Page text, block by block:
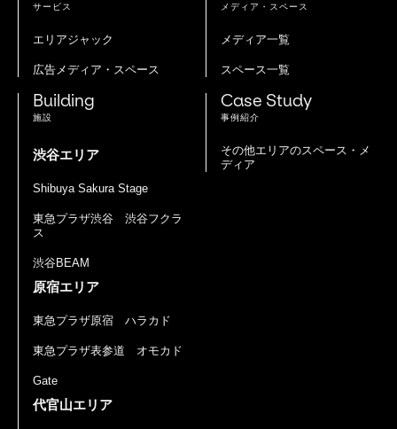
サービス
エリアジャック
広告メディア・スペース
メディア・スペース
メディア一覧
スペース一覧
Building
施設
渋谷エリア
Shibuya Sakura Stage
東急プラザ渋谷 渋谷フクラ
ス
渋谷BEAM
原宿エリア
東急プラザ原宿 ハラカド
東急プラザ表参道 オモカド
Gate
代官山エリア
Case Study
事例紹介
その他エリアのスペース・メ
ディア